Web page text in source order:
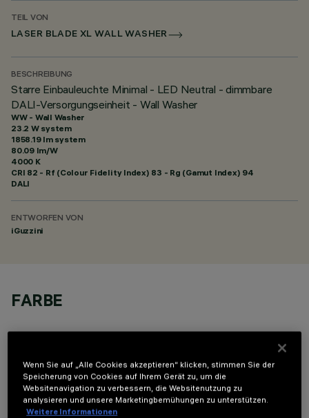
TEIL VON
LASER BLADE XL WALL WASHER
BESCHREIBUNG
Starre Einbauleuchte Minimal - LED Neutral - dimmbare
DALI-Versorgungseinheit - Wall Washer
WW - Wall Washer
23.2 W system
1858.19 lm system
80.09 lm/W
4000 K
CRI 82 - Rf (Colour Fidelity Index) 83 - Rg (Gamut Index) 94
DALI
ENTWORFEN VON
iGuzzini
FARBE
TECHNISCHE DATEN
Wenn Sie auf „Alle Cookies akzeptieren“ klicken, stimmen Sie der
Speicherung von Cookies auf Ihrem Gerät zu, um die
Websitenavigation zu verbessern, die Websitenutzung zu
analysieren und unsere Marketingbemühungen zu unterstützen.
Weitere Informationen